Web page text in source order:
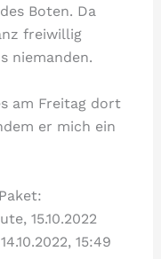
Boten. Da
freiwillig
niemanden.
am Freitag dort
er mich ein